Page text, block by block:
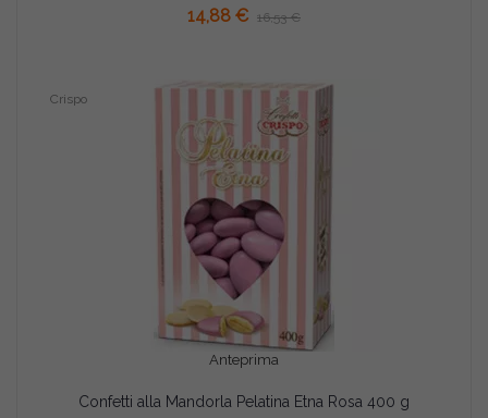
14,88 € 16,53 €
Anteprima
Crispo
Confetti alla Mandorla Pelatina Etna Rosa 400 g